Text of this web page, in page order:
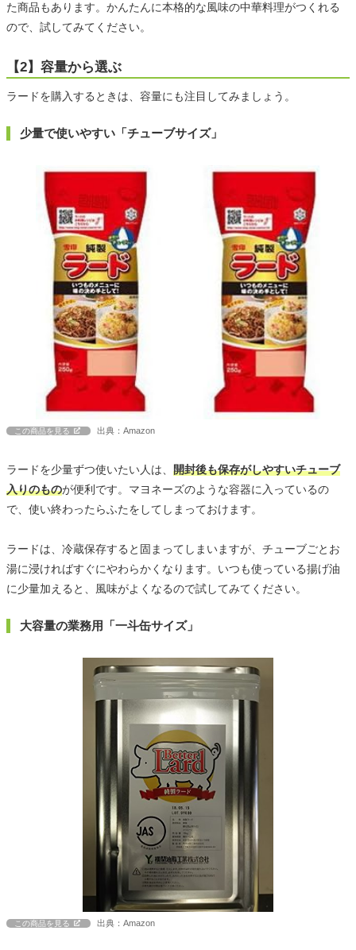
た商品もあります。かんたんに本格的な風味の中華料理がつくれる
ので、試してみてください。
【2】容量から選ぶ
ラードを購入するときは、容量にも注目してみましょう。
少量で使いやすい「チューブサイズ」
この商品を見る 出典：Amazon
ラードを少量ずつ使いたい人は、 開封後も保存がしやすいチューブ
入りのものが便利です。マヨネーズのような容器に入っているの
で、使い終わったらふたをしてしまっておけます。
ラードは、冷蔵保存すると固まってしまいますが、チューブごとお
湯に浸ければすぐにやわらかくなります。いつも使っている揚げ油
に少量加えると、風味がよくなるので試してみてください。
大容量の業務用「一斗缶サイズ」
この商品を見る 出典：Amazon